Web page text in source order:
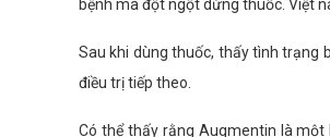
bệnh mà đột ngột dừng thuốc. Việt
Sau khi dùng thuốc, thấy tình trạng
điều trị tiếp theo.
Có thể thấy rằng Augmentin là